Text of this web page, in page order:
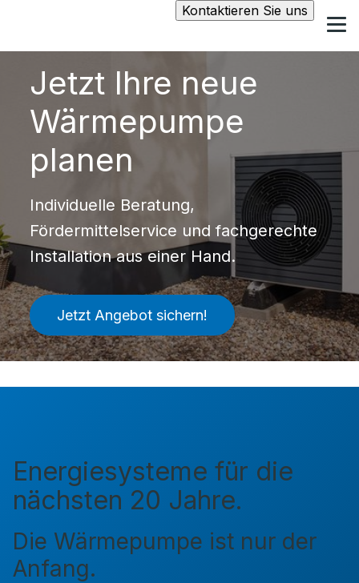
Kontaktieren Sie uns
Jetzt Ihre neue
Wärmepumpe
planen
Individuelle Beratung,
Fördermittelservice und fachgerechte
Installation aus einer Hand.
Jetzt Angebot sichern!
Energiesysteme für die
nächsten 20 Jahre.
Die Wärmepumpe ist nur der
Anfang.